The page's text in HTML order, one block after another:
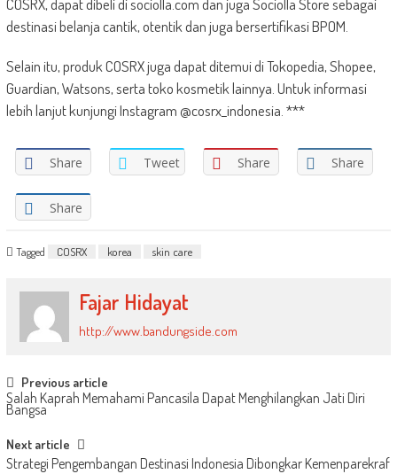
COSRX, dapat dibeli di sociolla.com dan juga Sociolla Store sebagai
destinasi belanja cantik, otentik dan juga bersertifikasi BPOM.
Selain itu, produk COSRX juga dapat ditemui di Tokopedia, Shopee,
Guardian, Watsons, serta toko kosmetik lainnya. Untuk informasi
lebih lanjut kunjungi Instagram @cosrx_indonesia. ***
Share Tweet Share Share
Share
Tagged COSRX korea skin care
Fajar Hidayat
http://www.bandungside.com
Post
navigation
Previous article
Salah Kaprah Memahami Pancasila Dapat Menghilangkan Jati Diri
Bangsa
Next article
Strategi Pengembangan Destinasi Indonesia Dibongkar Kemenparekraf